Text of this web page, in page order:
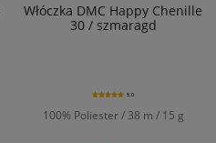
Włóczka DMC Happy Chenille
30 / szmaragd
100% Poliester / 38 m / 15 g
5.0